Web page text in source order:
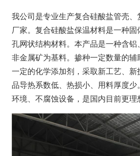
我公司是专业生产复合硅酸盐管壳、
厂家。复合硅酸盐保温材料是一种固
孔网状结构材料。本产品是一种含铝
非金属矿为基料。掺种一定数量的辅
一定的化学添加剂，采取新工艺、
品导热系数低、热损小、用料厚度少
环境、不腐蚀设备，是国内目前更理